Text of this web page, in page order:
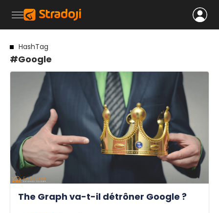
HashTag
#Google
The Graph va-t-il détrôner Google ?